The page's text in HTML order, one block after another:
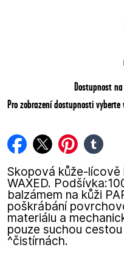
Dostupnost
Pro zobrazení dostupnosti vyberte
facebook
twitterpinterest
tumblr
Skopová kůže-lícově
WAXED.
balzámem na kůži
poškrábání
materiálu a
pouze suchou
^čistírnách.